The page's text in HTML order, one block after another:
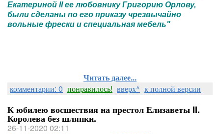
Екатериной II ее любовнику Григорию Орлову,
были сделаны по его приказу чрезвычайно
вольные фрески и специальная мебель"
Читать далее...
комментарии: 0 понравилось! вверх^ к полной версии
К юбилею восшествия на престол Елизаветы II.
Королева без шляпки.
26-11-2020 02:11